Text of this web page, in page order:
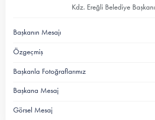
Kdz. Ereğli Belediye Başkanı
Başkanın Mesajı
Özgeçmiş
Başkanla Fotoğraflarımız
Başkana Mesaj
Görsel Mesaj